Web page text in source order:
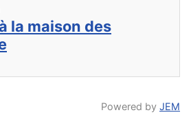
la maison des
Powered by JEM